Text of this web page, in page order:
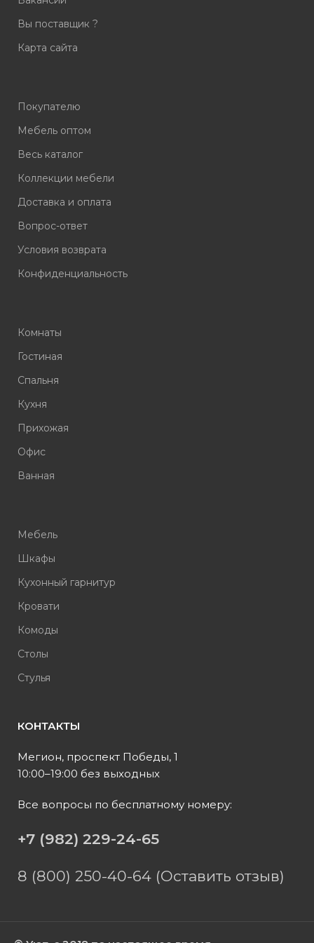
Вы поставщик ?
Карта сайта
Покупателю
Мебель оптом
Весь каталог
Коллекции мебели
Доставка и оплата
Вопрос-ответ
Условия возврата
Конфиденциальность
Комнаты
Гостиная
Спальня
Кухня
Прихожая
Офис
Ванная
Мебель
Шкафы
Кухонный гарнитур
Кровати
Комоды
Столы
Стулья
КОНТАКТЫ
Мегион, проспект Победы, 1
10:00–19:00 без выходных
Все вопросы по бесплатному номеру:
+7 (982) 229-24-65
8 (800) 250-40-64 (Оставить отзыв)